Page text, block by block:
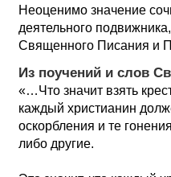
Неоценимо значение
деятельного
Священного Писания и
Из поучений и слов
«…Что значит взять
каждый христианин
оскорбления и те
либо другие.